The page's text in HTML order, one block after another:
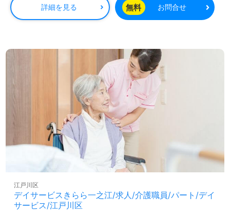
詳細を見る 無料 お問合せ
デイサービスきらら一之江/求人/介護職員/パート/デイ
サービス/江戸川区
江戸川区